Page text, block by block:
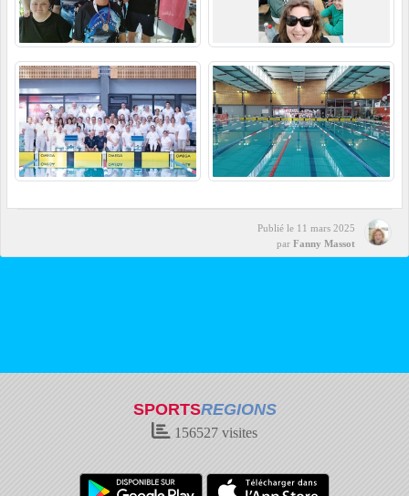
Publié le 11 mars 2025
par Fanny Massot
SPORTSREGIONS
156527 visites